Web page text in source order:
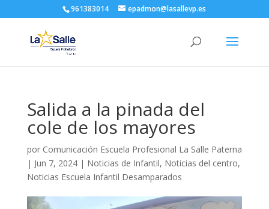
961383014 epadmon@lasallevp.es
Salida a la pinada del
cole de los mayores
por Comunicación Escuela Profesional La Salle Paterna
| Jun 7, 2024| Noticias de Infantil, Noticias del centro,
Noticias Escuela Infantil Desamparados